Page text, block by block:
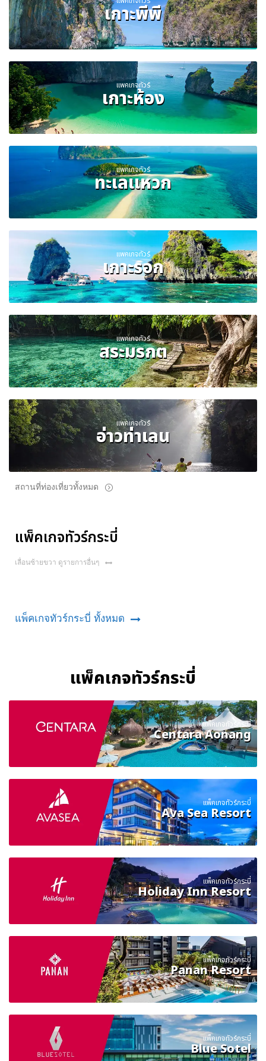
เกาะพีพี
แพคเกจทัวร์
เกาะห้อง
แพคเกจทัวร์
ทะเลแหวก
แพคเกจทัวร์
เกาะรอก
แพคเกจทัวร์
สระมรกต
แพคเกจทัวร์
อ่าวท่าเลน
สถานที่ท่องเที่ยวทั้งหมด
แพ็คเกจทัวร์กระบี่
เลื่อนซ้ายขวา ดูรายการอื่นๆ
แพ็คเกจทัวร์กระบี่ ทั้งหมด
แพ็คเกจทัวร์กระบี่
แพ็คเกจทัวร์กระบี่
Centara Aonang
แพ็คเกจทัวร์กระบี่
Ava Sea Resort
แพ็คเกจทัวร์กระบี่
Holiday Inn Resort
แพ็คเกจทัวร์กระบี่
Panan Resort
แพ็คเกจทัวร์กระบี่
Blue Sotel